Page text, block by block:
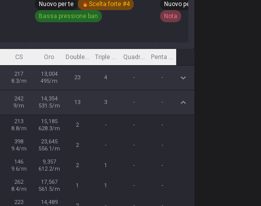
Nuovo per te
Scelta forte #4
Bassa pressione ban
Nuovo per te
Nota
CS Oro Double Kill Triple Kill Quadra KillPenta Kill
217
8.3/m
13,004
495/m
23 4 - -
242
9/m
14,354
531.5/m
13 3 - -
213
8.8/m
15,185
628.3/m
2 - - -
398
9.4/m
23,645
556.1/m
2 - - -
146
9.6/m
9,357
612.2/m
2 1 - -
262
8.4/m
17,567
561.5/m
1 1 - -
223
14,489